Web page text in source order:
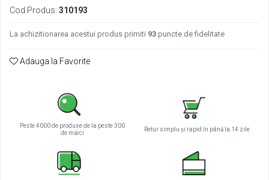
PWM
LiFePO4
Sisteme de Stocare Comerciale
Sisteme fotovoltaice complete
Sisteme fotovoltaice de putere
Sisteme fotovoltaice profesionale
Cod Produs: 310193
La achizitionarea acestui produs primiti 93 puncte de fidelitate
Adauga la Favorite
Peste 4000 de produse de la peste 300
de mărci
Retur simplu și rapid în până la 14 zile